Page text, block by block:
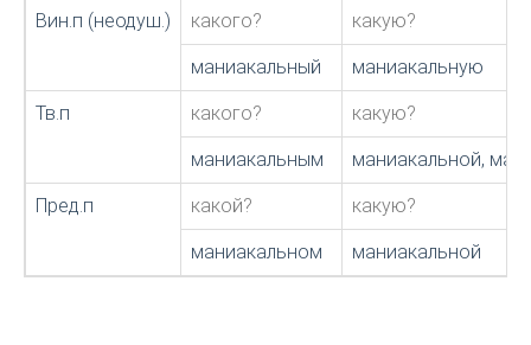
Вин.п (неодуш.) какого? какую?
маниакальный маниакальную
Тв.п какого? какую?
маниакальным маниакальной,
Пред.п какой? какую?
маниакальном маниакальной